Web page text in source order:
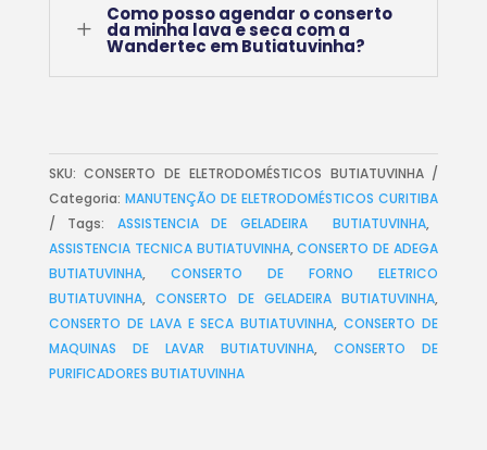
L
Como posso agendar o conserto
da minha lava e seca com a
Wandertec em Butiatuvinha?
SKU:CONSERTO DE ELETRODOMÉSTICOS BUTIATUVINHA
Categoria: MANUTENÇÃO DE ELETRODOMÉSTICOS CURITIBA
Tags: ASSISTENCIA DE GELADEIRA BUTIATUVINHA,
ASSISTENCIA TECNICA BUTIATUVINHA,CONSERTO DE ADEGA
BUTIATUVINHA, CONSERTO DE FORNO ELETRICO
BUTIATUVINHA,CONSERTO DE GELADEIRA BUTIATUVINHA,
CONSERTO DE LAVA E SECA BUTIATUVINHA,CONSERTO DE
MAQUINAS DE LAVAR BUTIATUVINHA,CONSERTO DE
PURIFICADORES BUTIATUVINHA